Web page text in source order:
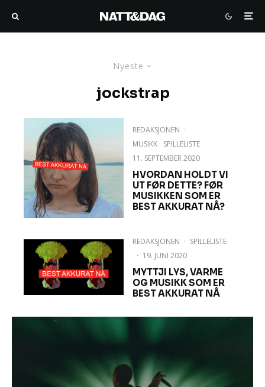
Nyeste
jockstrap
REDAKSJONEN ·
MUSIKK
SPILLELISTE ·
11. SEPTEMBER 2020
HVORDAN HOLDT VI
UT FØR DETTE? FØR
MUSIKKEN SOM ER
BEST AKKURAT NÅ?
REDAKSJONEN · SPILLELISTE
· 19. JUNI 2020
MYTTJI LYS, VARME
OG MUSIKK SOM ER
BEST AKKURAT NÅ